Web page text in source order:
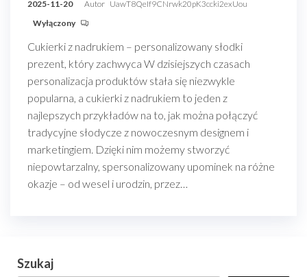
2025-11-20 Autor UawT8QeIf9CNrwk20pK3ccki2exUou
Wyłączony
Cukierki z nadrukiem – personalizowany słodki
prezent, który zachwyca W dzisiejszych czasach
personalizacja produktów stała się niezwykle
popularna, a cukierki z nadrukiem to jeden z
najlepszych przykładów na to, jak można połączyć
tradycyjne słodycze z nowoczesnym designem i
marketingiem. Dzięki nim możemy stworzyć
niepowtarzalny, spersonalizowany upominek na różne
okazje – od wesel i urodzin, przez…
Szukaj